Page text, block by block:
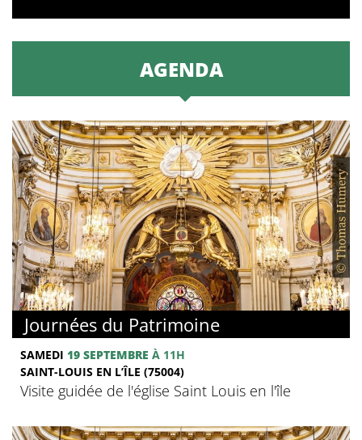
AGENDA
Journées du Patrimoine
SAMEDI 19 SEPTEMBRE À 11H
SAINT-LOUIS EN L’ÎLE (75004)
Visite guidée de l'église Saint Louis en l'île